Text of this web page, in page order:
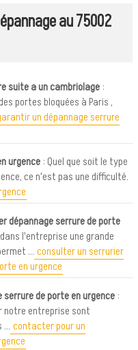
au 75002
suite a un cambriolage :
portes bloquées à Paris ,
un dépannage serrure
urgence : Quel que soit le type
ce n'est pas une difficulté.
dépannage serrure de porte
l'entreprise une grande
... consulter un serrurier
en urgence
de porte en urgence :
notre entreprise sont
contacter pour un